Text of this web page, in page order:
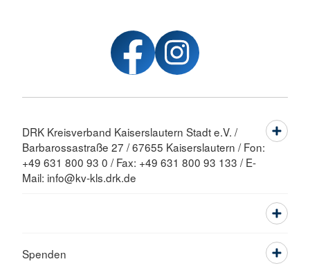
DRK Kreisverband Kaiserslautern Stadt e.V. /
Barbarossastraße 27 / 67655 Kaiserslautern / Fon:
+49 631 800 93 0 / Fax: +49 631 800 93 133 / E-
Mail: info@kv-kls.drk.de
Spenden